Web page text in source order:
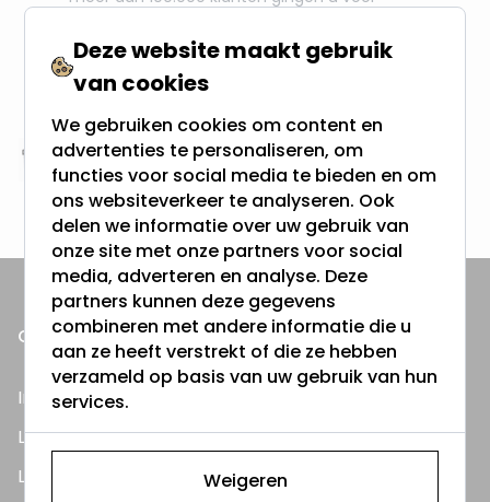
Gratis verzending + snel geleverd
Vanaf EUR100,- naar NL & BE
Altijd uit eigen voorraad
3000m2 - 60.000+ Producten
ONZE PRODUCTEN
Inbouwspots
LED Lampen
LED TL Buizen
Deze website maakt gebruik
van cookies
We gebruiken cookies om content en
advertenties te personaliseren, om
functies voor social media te bieden en om
ons websiteverkeer te analyseren. Ook
delen we informatie over uw gebruik van
onze site met onze partners voor social
media, adverteren en analyse. Deze
partners kunnen deze gegevens
combineren met andere informatie die u
aan ze heeft verstrekt of die ze hebben
verzameld op basis van uw gebruik van hun
services.
Weigeren